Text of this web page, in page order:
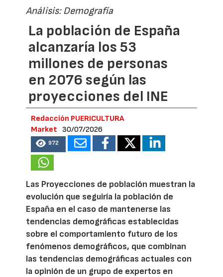
Análisis: Demografía
La población de España
alcanzaría los 53
millones de personas
en 2076 según las
proyecciones del INE
Redacción PUERICULTURA
Market
30/07/2026
972
Las Proyecciones de población muestran la
evolución que seguiría la población de
España en el caso de mantenerse las
tendencias demográficas establecidas
sobre el comportamiento futuro de los
fenómenos demográficos, que combinan
las tendencias demográficas actuales con
la opinión de un grupo de expertos en